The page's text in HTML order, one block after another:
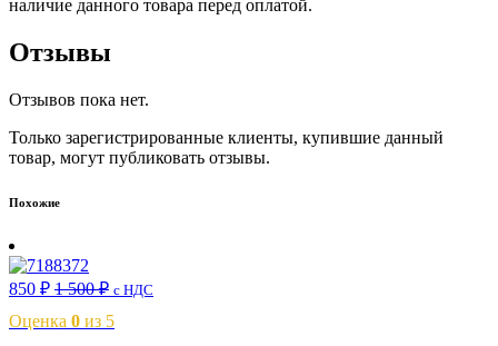
наличие данного товара перед оплатой.
Отзывы
Отзывов пока нет.
Только зарегистрированные клиенты, купившие данный
товар, могут публиковать отзывы.
Похожие
850 ₽ 1 500₽ с НДС
Оценка 0 из 5